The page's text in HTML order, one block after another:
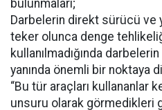
bulunmaları;
Darbelerin direkt sürücü ve
teker olunca denge
kullanılmadığında
yanında önemli bir noktaya
“Bu tür araçları kullananlar
unsuru olarak görmedikleri